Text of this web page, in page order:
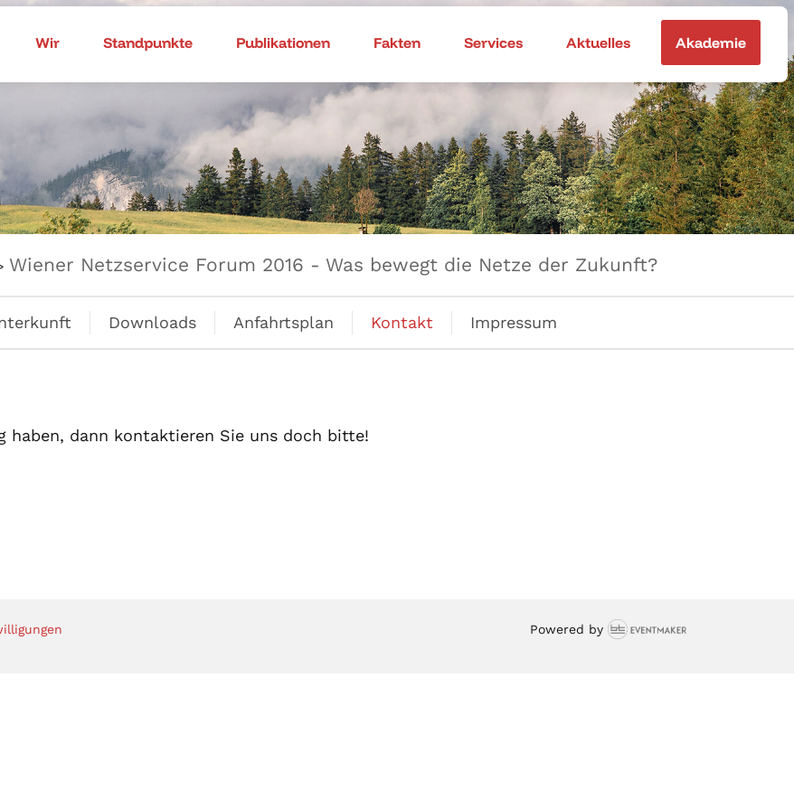
Wir Standpunkte Publikationen Fakten Services Aktuelles Akademie
Wiener Netzservice Forum 2016 - Was bewegt die Netze der Zukunft?
Downloads Anfahrtsplan Kontakt Impressum
haben, dann kontaktieren Sie uns doch bitte!
Powered by